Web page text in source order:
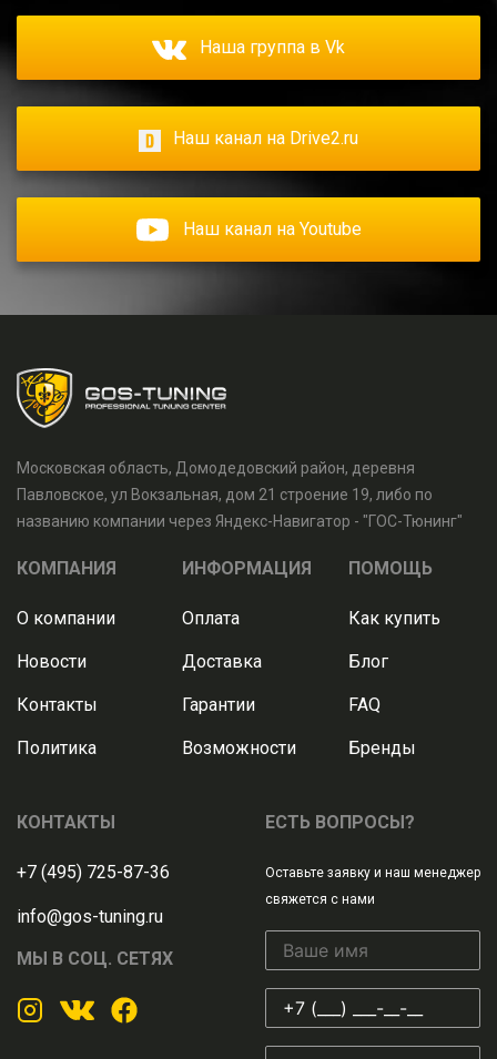
Наша группа в Vk
Наш канал на Drive2.ru
Наш канал на Youtube
Московская область, Домодедовский район, деревня
Павловское, ул Вокзальная, дом 21 строение 19, либо по
названию компании через Яндекс-Навигатор - "ГОС-Тюнинг"
КОМПАНИЯ
О компании
Новости
Контакты
Политика
ИНФОРМАЦИЯ
Оплата
Доставка
Гарантии
Возможности
ПОМОЩЬ
Как купить
Блог
FAQ
Бренды
КОНТАКТЫ
+7 (495) 725-87-36
info@gos-tuning.ru
МЫ В СОЦ. СЕТЯХ
ЕСТЬ ВОПРОСЫ?
Оставьте заявку и наш менеджер
свяжется с нами